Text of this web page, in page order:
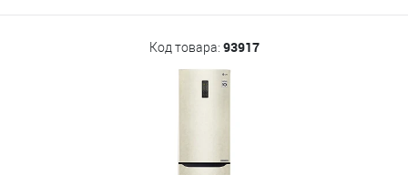
Код товара: 93917